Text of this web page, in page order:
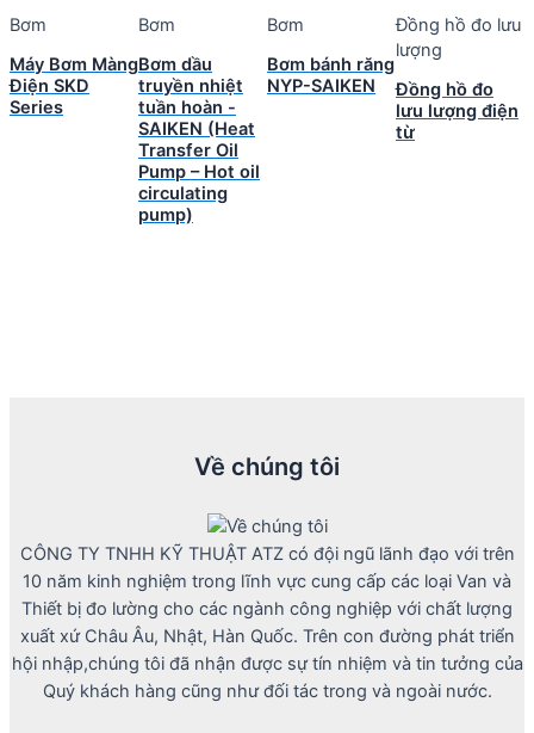
Bơm
Máy Bơm Màng
Điện SKD
Series
Bơm
Bơm dầu
truyền nhiệt
tuần hoàn -
SAIKEN (Heat
Transfer Oil
Pump – Hot oil
circulating
pump)
Bơm
Bơm bánh răng
NYP-SAIKEN
Đồng hồ đo lưu
lượng
Đồng hồ đo
lưu lượng điện
từ
Về chúng tôi
CÔNG TY TNHH KỸ THUẬT ATZ có đội ngũ lãnh đạo với trên
10 năm kinh nghiệm trong lĩnh vực cung cấp các loại Van và
Thiết bị đo lường cho các ngành công nghiệp với chất lượng
xuất xứ Châu Âu, Nhật, Hàn Quốc. Trên con đường phát triển
hội nhập,chúng tôi đã nhận được sự tín nhiệm và tin tưởng của
Quý khách hàng cũng như đối tác trong và ngoài nước.